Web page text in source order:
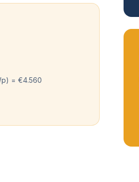
= €4.560